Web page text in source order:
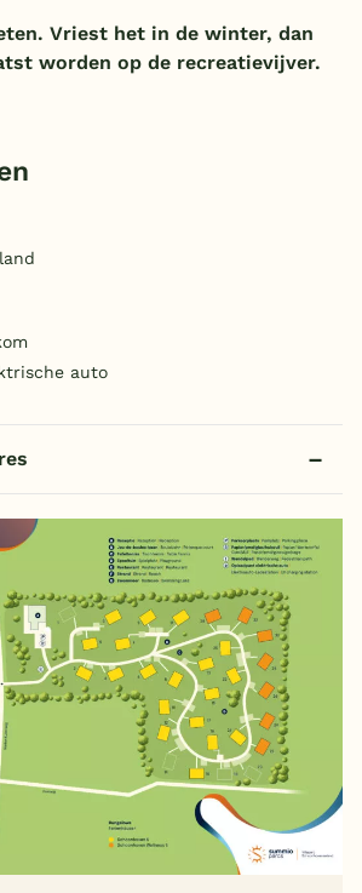
Vriest het in de winter, dan
worden op de recreatievijver.
auto